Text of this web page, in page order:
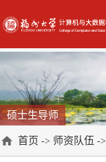
硕士生导师
首页 -> 师资队伍 ->